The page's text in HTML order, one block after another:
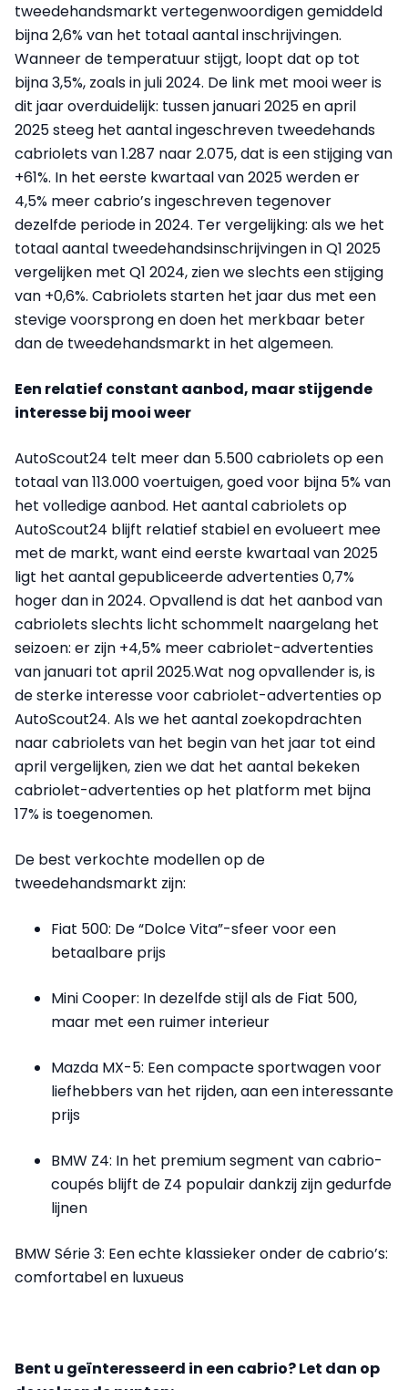
tweedehandsmarkt vertegenwoordigen gemiddeld
bijna 2,6% van het totaal aantal inschrijvingen.
Wanneer de temperatuur stijgt, loopt dat op tot
bijna 3,5%, zoals in juli 2024. De link met mooi weer is
dit jaar overduidelijk: tussen januari 2025 en april
2025 steeg het aantal ingeschreven tweedehands
cabriolets van 1.287 naar 2.075, dat is een stijging van
+61%. In het eerste kwartaal van 2025 werden er
4,5% meer cabrio’s ingeschreven tegenover
dezelfde periode in 2024. Ter vergelijking: als we het
totaal aantal tweedehandsinschrijvingen in Q1 2025
vergelijken met Q1 2024, zien we slechts een stijging
van +0,6%. Cabriolets starten het jaar dus met een
stevige voorsprong en doen het merkbaar beter
dan de tweedehandsmarkt in het algemeen.
Een relatief constant aanbod, maar stijgende
interesse bij mooi weer
AutoScout24 telt meer dan 5.500 cabriolets op een
totaal van 113.000 voertuigen, goed voor bijna 5% van
het volledige aanbod. Het aantal cabriolets op
AutoScout24 blijft relatief stabiel en evolueert mee
met de markt, want eind eerste kwartaal van 2025
ligt het aantal gepubliceerde advertenties 0,7%
hoger dan in 2024. Opvallend is dat het aanbod van
cabriolets slechts licht schommelt naargelang het
seizoen: er zijn +4,5% meer cabriolet-advertenties
van januari tot april 2025.Wat nog opvallender is, is
de sterke interesse voor cabriolet-advertenties op
AutoScout24. Als we het aantal zoekopdrachten
naar cabriolets van het begin van het jaar tot eind
april vergelijken, zien we dat het aantal bekeken
cabriolet-advertenties op het platform met bijna
17% is toegenomen.
De best verkochte modellen op de
tweedehandsmarkt zijn:
Fiat 500: De “Dolce Vita”-sfeer voor een
betaalbare prijs
Mini Cooper: In dezelfde stijl als de Fiat 500,
maar met een ruimer interieur
Mazda MX-5: Een compacte sportwagen voor
liefhebbers van het rijden, aan een interessante
prijs
BMW Z4: In het premium segment van cabrio-
coupés blijft de Z4 populair dankzij zijn gedurfde
lijnen
BMW Série 3: Een echte klassieker onder de cabrio’s:
comfortabel en luxueus
Bent u geïnteresseerd in een cabrio? Let dan op